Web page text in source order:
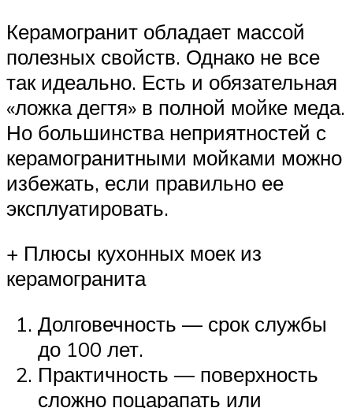
Керамогранит обладает массой
полезных свойств. Однако не все
так идеально. Есть и обязательная
«ложка дегтя» в полной мойке меда.
Но большинства неприятностей с
керамогранитными мойками можно
избежать, если правильно ее
эксплуатировать.
+ Плюсы кухонных моек из
керамогранита
Долговечность — срок службы
до 100 лет.
Практичность — поверхность
сложно поцарапать или